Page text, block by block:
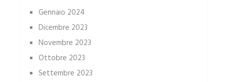
Gennaio 2024
Dicembre 2023
Novembre 2023
Ottobre 2023
Settembre 2023